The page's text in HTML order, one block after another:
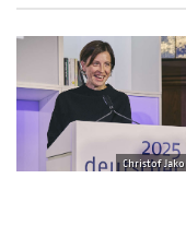
Christof